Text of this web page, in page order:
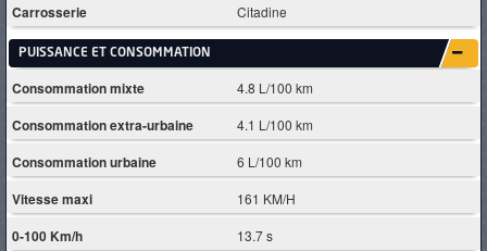
Carrosserie Citadine
PUISSANCE ET CONSOMMATION
Consommation mixte 4.8 L/100 km
Consommation extra-urbaine 4.1 L/100 km
Consommation urbaine 6 L/100 km
Vitesse maxi 161 KM/H
0-100 Km/h 13.7 s